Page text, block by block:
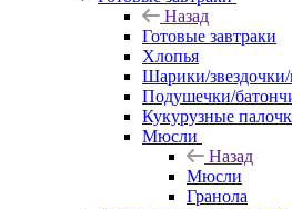
Назад
Готовые завтраки
Хлопья
Шарики/звездочки/
Подушечки/
Кукурузные
Мюсли
Назад
Мюсли
Гранола